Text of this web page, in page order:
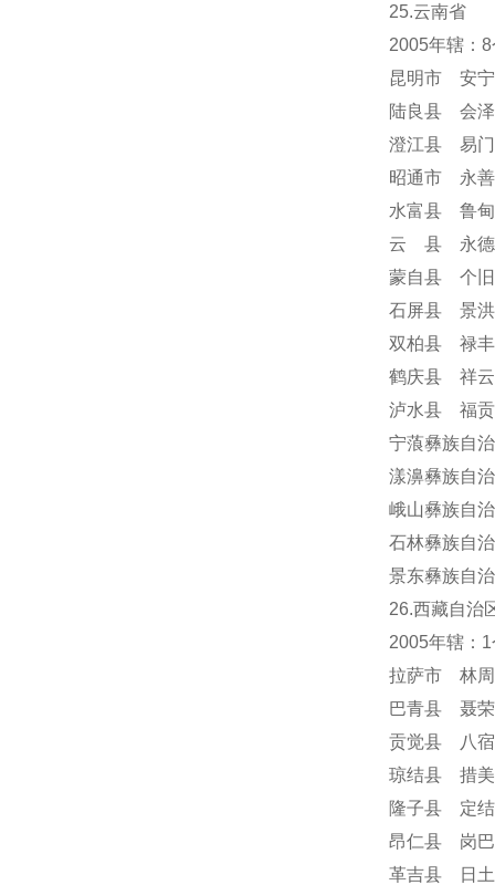
25.云南省
2005年辖：
昆明市 安
陆良县 会
澄江县 易
昭通市 永
水富县 鲁
云 县 永德
蒙自县 个
石屏县 景
双柏县 禄
鹤庆县 祥
泸水县 福
宁蒗彝族自
漾濞彝族自
峨山彝族自
石林彝族自
景东彝族自
26.西藏自治
2005年辖：
拉萨市 林
巴青县 聂
贡觉县 八
琼结县 措
隆子县 定
昂仁县 岗
革吉县 日